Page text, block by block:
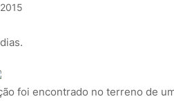
foi encontrado no terreno de